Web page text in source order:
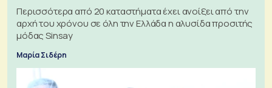
Περισσότερα από 20 καταστήματα έχει ανοίξει από την
αρχή του χρόνου σε όλη την Ελλάδα η αλυσίδα προσιτής
μόδας Sinsay
Μαρία Σιδέρη